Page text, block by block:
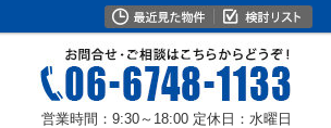
営業時間：9:30～18:00 定休日：水曜日